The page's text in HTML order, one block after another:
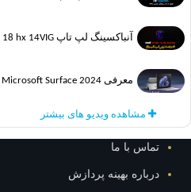
آنباکسینگ لپ تاپ MSI Titan 18 hx 14VIG
معرفی Microsoft Surface 2024
مشاهده ویدیو های بیشتر
با ما
بهینه پردازش